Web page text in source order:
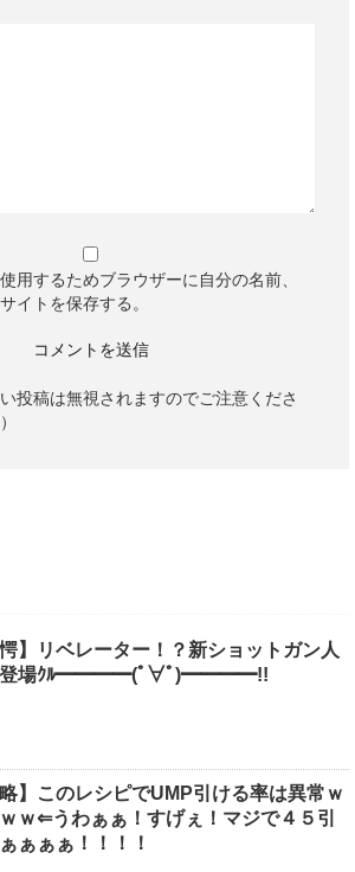
用するためブラウザーに自分の名前、
イトを保存する。
投稿は無視されますのでご注意くださ
愕】リベレーター！？新ショットガン人
登場ｸﾙ━━━━(ﾟ∀ﾟ)━━━━!!
略】このレシピでUMP引ける率は異常ｗ
ｗ⇐うわぁぁ！すげぇ！マジで４５引
ぁぁぁ！！！！